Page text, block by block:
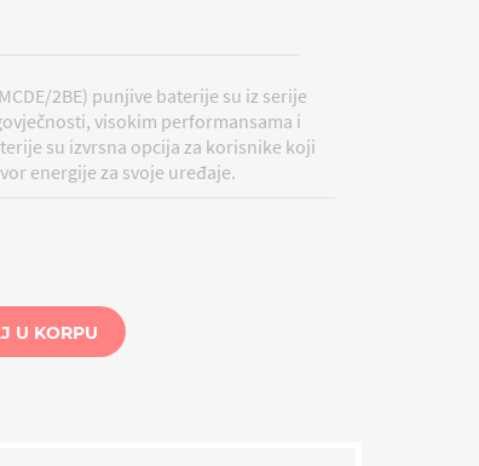
2BE) punjive baterije su iz serije
visokim performansama i
su izvrsna opcija za korisnike koji
energije za svoje uređaje.
U KORPU